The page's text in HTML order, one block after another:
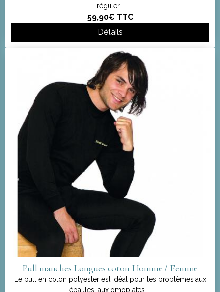
réguler...
59,90€ TTC
Détails
Pull manches Longues coton Homme / Femme
Le pull en coton polyester est idéal pour les problèmes aux
épaules, aux omoplates,...